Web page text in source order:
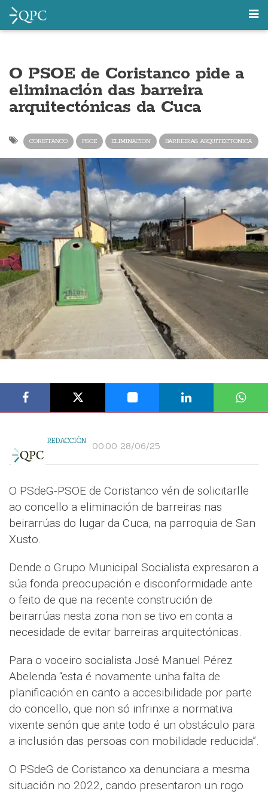
O PSOE de Coristanco pide a
eliminación das barreira
arquitectónicas da Cuca
CORISTANCO PSOE ELIMINACION BARREIRAS ARQUITECTONICA
REDACCIÓN 00:00 28/06/25
O PSdeG-PSOE de Coristanco vén de solicitarlle
ao concello a eliminación de barreiras nas
beirarrúas do lugar da Cuca, na parroquia de San
Xusto.
Dende o Grupo Municipal Socialista expresaron a
súa fonda preocupación e disconformidade ante
o feito de que na recente construción de
beirarrúas nesta zona non se tivo en conta a
necesidade de evitar barreiras arquitectónicas.
Para o voceiro socialista José Manuel Pérez
Abelenda “esta é novamente unha falta de
planificación en canto a accesibilidade por parte
do concello, que non só infrinxe a normativa
vixente senón que ante todo é un obstáculo para
a inclusión das persoas con mobilidade reducida”.
O PSdeG de Coristanco xa denunciara a mesma
situación no 2022, cando presentaron un rogo